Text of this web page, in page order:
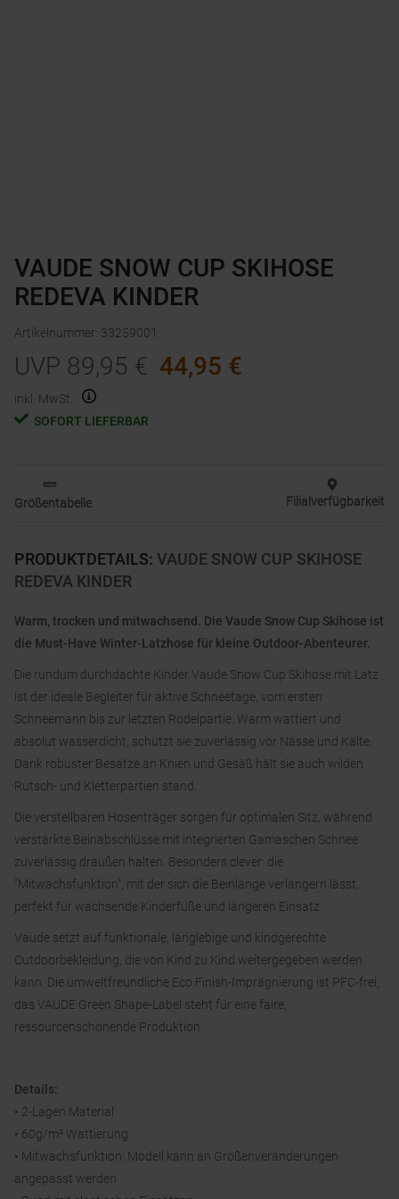
PRODUKTDETAILS: VAUDE SNOW CUP SKIHOSE
REDEVA KINDER
Warm, trocken und mitwachsend. Die Vaude Snow Cup Skihose ist
die Must-Have Winter-Latzhose für kleine Outdoor-Abenteurer.
Die rundum durchdachte Kinder Vaude Snow Cup Skihose mit Latz
ist der ideale Begleiter für aktive Schneetage, vom ersten
Schneemann bis zur letzten Rodelpartie. Warm wattiert und
absolut wasserdicht, schützt sie zuverlässig vor Nässe und Kälte.
Dank robuster Besätze an Knien und Gesäß hält sie auch wilden
Rutsch- und Kletterpartien stand.
Die verstellbaren Hosenträger sorgen für optimalen Sitz, während
verstärkte Beinabschlüsse mit integrierten Gamaschen Schnee
zuverlässig draußen halten. Besonders clever: die
"Mitwachsfunktion", mit der sich die Beinlänge verlängern lässt,
perfekt für wachsende Kinderfüße und längeren Einsatz.
Vaude setzt auf funktionale, langlebige und kindgerechte
Outdoorbekleidung, die von Kind zu Kind weitergegeben werden
kann. Die umweltfreundliche Eco Finish-Imprägnierung ist PFC-frei,
das VAUDE Green Shape-Label steht für eine faire,
ressourcenschonende Produktion.
Details:
• 2-Lagen Material
• 60g/m² Wattierung
• Mitwachsfunktion: Modell kann an Größenveränderungen
angepasst werden
VAUDE SNOW CUP SKIHOSE
REDEVA KINDER
Artikelnummer: 33259001
UVP 89,95 € 44,95 €
inkl. MwSt.
SOFORT LIEFERBAR
Größentabelle Filialverfügbarkeit